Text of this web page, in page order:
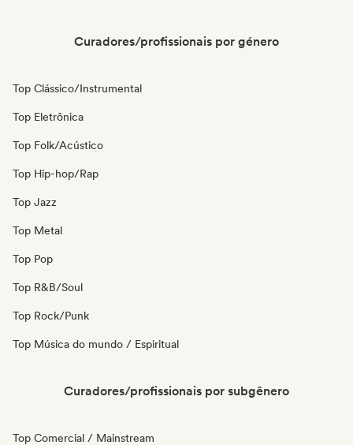
Curadores/profissionais por género
Top Clássico/Instrumental
Top Eletrônica
Top Folk/Acústico
Top Hip-hop/Rap
Top Jazz
Top Metal
Top Pop
Top R&B/Soul
Top Rock/Punk
Top Música do mundo / Espiritual
Curadores/profissionais por subgênero
Top Comercial / Mainstream